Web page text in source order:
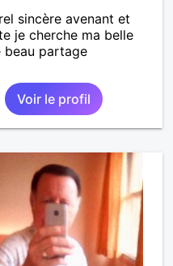
sincère avenant et
je cherche ma belle
beau partage
Voir le profil